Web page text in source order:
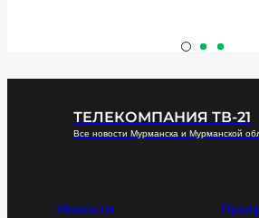
ТЕЛЕКОМПАНИЯ ТВ-21
Все новости Мурманска и Мурманской
Новости